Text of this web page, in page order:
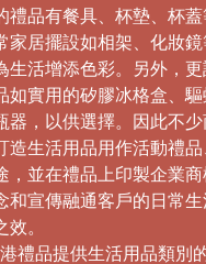
禮品有餐具、杯墊、杯蓋
家居擺設如相架、化妝鏡
生活增添色彩。另外，
如實用的矽膠冰格盒、
器，以供選擇。因此不
造生活用品用作活動禮
，並在禮品上印製企業
和宣傳融通客戶的日常
。
禮品提供生活用品類別